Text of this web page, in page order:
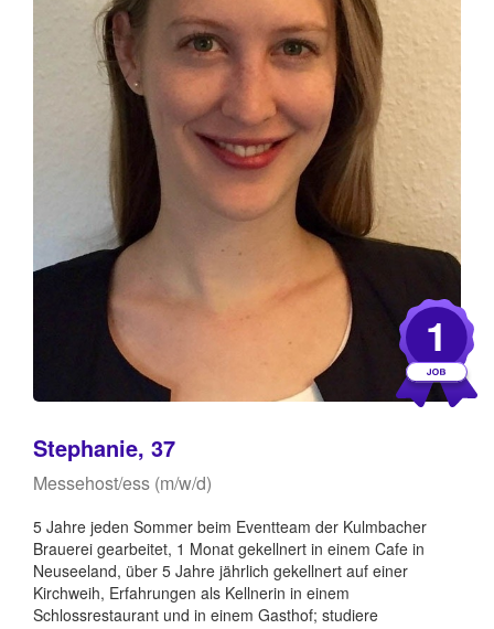
1
Stephanie, 37
Messehost/ess (m/w/d)
5 Jahre jeden Sommer beim Eventteam der Kulmbacher
Brauerei gearbeitet, 1 Monat gekellnert in einem Cafe in
Neuseeland, über 5 Jahre jährlich gekellnert auf einer
Kirchweih, Erfahrungen als Kellnerin in einem
Schlossrestaurant und in einem Gasthof; studiere